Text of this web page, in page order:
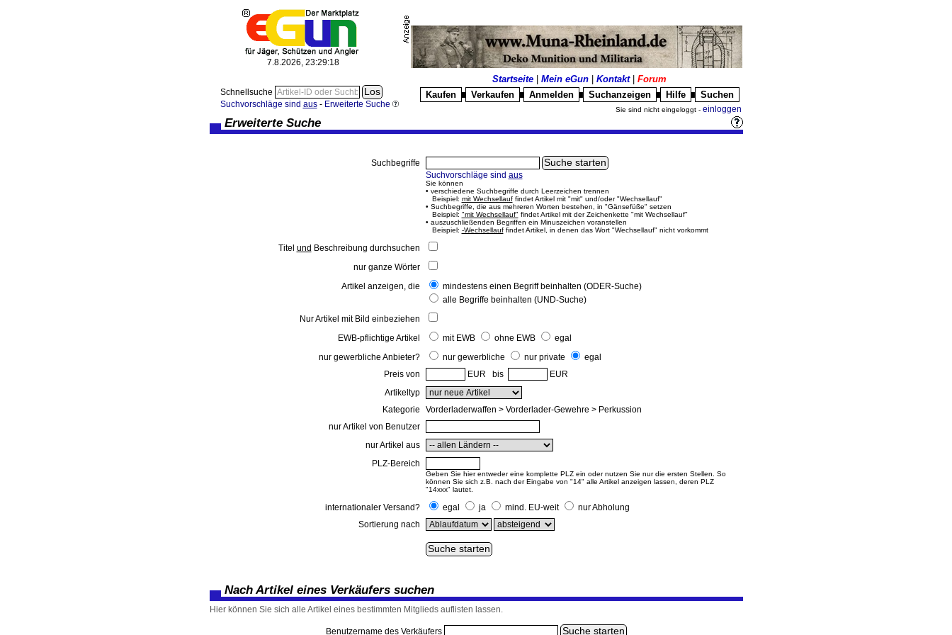
7.8.2026, 23:29:18
Schnellsuche
Suchvorschläge sind aus- Erweiterte Suche
Startseite Mein eGun Kontakt| Forum
Kaufen
Verkaufen Anmelden Suchanzeigen Hilfe Suchen
Sie sind nicht eingeloggt - einloggen
Erweiterte Suche
Suchbegriffe
Suchvorschläge sind aus
Sie können
• verschiedene Suchbegriffe durch Leerzeichen trennen
Beispiel: mit Wechsellauffindet Artikel mit "mit" und/oder "Wechsellauf"
• Suchbegriffe, die aus mehreren Worten bestehen, in "Gänsefüße" setzen
Beispiel: "mit Wechsellauf"findet Artikel mit der Zeichenkette "mit Wechsellauf"
• auszuschließenden Begriffen ein Minuszeichen voranstellen
Beispiel: -Wechsellauffindet Artikel, in denen das Wort "Wechsellauf" nicht vorkommt
Titel und Beschreibung durchsuchen
nur ganze Wörter
Artikel anzeigen, die
mindestens einen Begriff beinhalten (ODER-Suche)
alle Begriffe beinhalten (UND-Suche)
Nur Artikel mit Bild einbeziehen
EWB-pflichtige Artikel
mit EWB ohne EWB
egal
nur gewerbliche Anbieter?
nur gewerbliche nur private
egal
Preis von
EUR bis
EUR
Artikeltyp
Kategorie
Vorderladerwaffen > Vorderlader-Gewehre > Perkussion
nur Artikel von Benutzer
nur Artikel aus
PLZ-Bereich
Geben Sie hier entweder eine komplette PLZ ein oder nutzen Sie nur die ersten Stellen. So
können Sie sich z.B. nach der Eingabe von "14" alle Artikel anzeigen lassen, deren PLZ
"14xxx" lautet.
internationaler Versand? egal ja mind. EU-weit
nur Abholung
Sortierung nach
Nach Artikel eines Verkäufers suchen
Hier können Sie sich alle Artikel eines bestimmten Mitglieds auflisten lassen.
Benutzername des Verkäufers